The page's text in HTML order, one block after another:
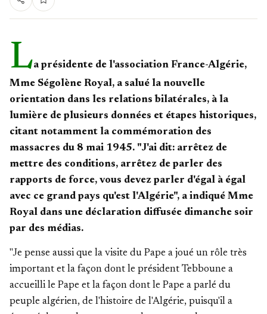
La présidente de l'association France-Algérie,
Mme Ségolène Royal, a salué la nouvelle
orientation dans les relations bilatérales, à la
lumière de plusieurs données et étapes historiques,
citant notamment la commémoration des
massacres du 8 mai 1945. "J'ai dit: arrêtez de
mettre des conditions, arrêtez de parler des
rapports de force, vous devez parler d'égal à égal
avec ce grand pays qu'est l'Algérie", a indiqué Mme
Royal dans une déclaration diffusée dimanche soir
par des médias.
"Je pense aussi que la visite du Pape a joué un rôle très
important et la façon dont le président Tebboune a
accueilli le Pape et la façon dont le Pape a parlé du
peuple algérien, de l'histoire de l'Algérie, puisqu'il a